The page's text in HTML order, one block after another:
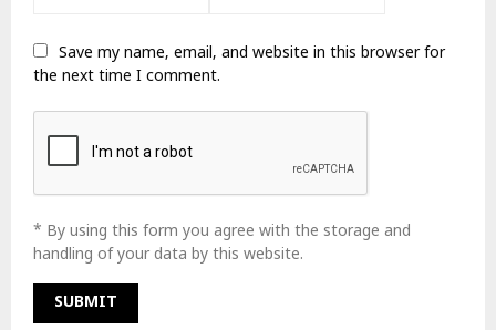
Save my name, email, and website in this browser for
the next time I comment.
* By using this form you agree with the storage and
handling of your data by this website.